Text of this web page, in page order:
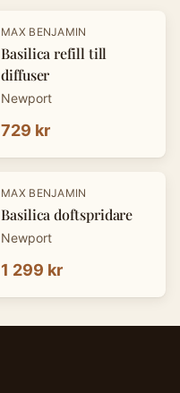
MAX BENJAMIN
Basilica refill till
diffuser
Newport
729 kr
MAX BENJAMIN
Basilica doftspridare
Newport
1 299 kr